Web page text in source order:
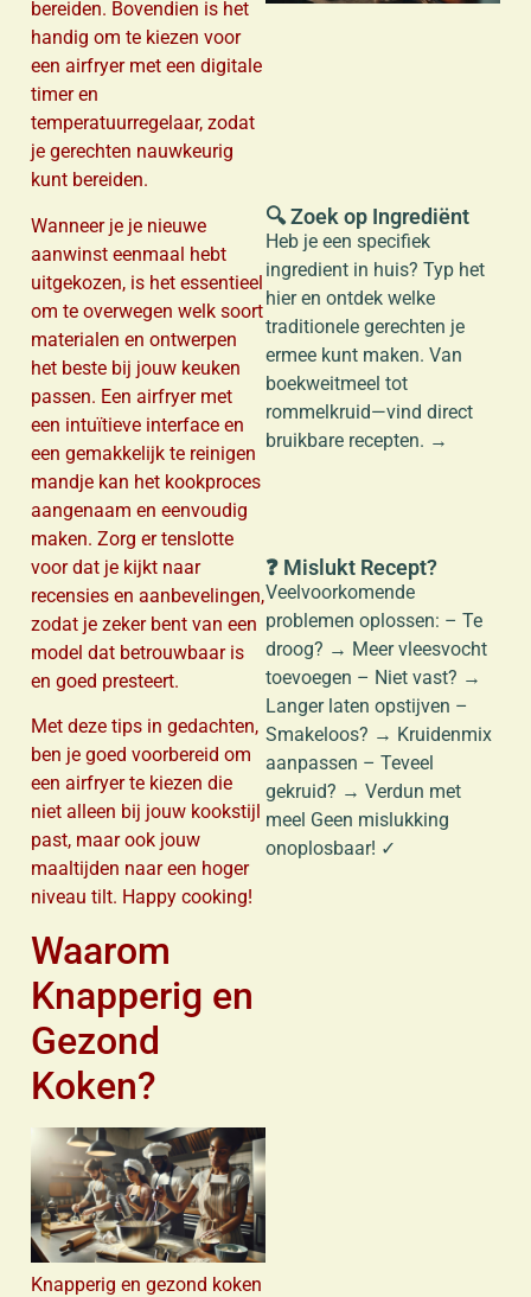
bereiden. Bovendien is het
handig om te kiezen voor
een airfryer met een digitale
timer en
temperatuurregelaar, zodat
je gerechten nauwkeurig
kunt bereiden.
Wanneer je je nieuwe
aanwinst eenmaal hebt
uitgekozen, is het essentieel
om te overwegen welk soort
materialen en ontwerpen
het beste bij jouw keuken
passen. Een airfryer met
een intuïtieve interface en
een gemakkelijk te reinigen
mandje kan het kookproces
aangenaam en eenvoudig
maken. Zorg er tenslotte
voor dat je kijkt naar
recensies en aanbevelingen,
zodat je zeker bent van een
model dat betrouwbaar is
en goed presteert.
Met deze tips in gedachten,
ben je goed voorbereid om
een airfryer te kiezen die
niet alleen bij jouw kookstijl
past, maar ook jouw
maaltijden naar een hoger
niveau tilt. Happy cooking!
Waarom
Knapperig en
Gezond
Koken?
Knapperig en gezond koken
🔍 Zoek op Ingrediënt
Heb je een specifiek
ingredient in huis? Typ het
hier en ontdek welke
traditionele gerechten je
ermee kunt maken. Van
boekweitmeel tot
rommelkruid—vind direct
bruikbare recepten. →
❓ Mislukt Recept?
Veelvoorkomende
problemen oplossen: – Te
droog? → Meer vleesvocht
toevoegen – Niet vast? →
Langer laten opstijven –
Smakeloos? → Kruidenmix
aanpassen – Teveel
gekruid? → Verdun met
meel Geen mislukking
onoplosbaar! ✓